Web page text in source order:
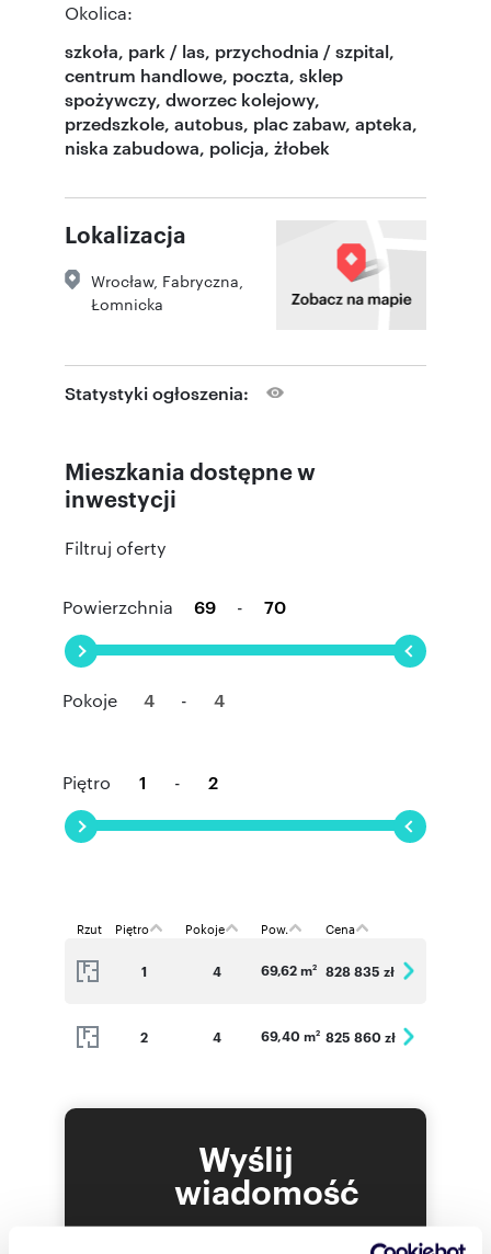
Okolica:
szkoła, park / las, przychodnia / szpital,
centrum handlowe, poczta, sklep
spożywczy, dworzec kolejowy,
przedszkole, autobus, plac zabaw, apteka,
niska zabudowa, policja, żłobek
Lokalizacja
Wrocław, Fabryczna,
Łomnicka
Statystyki ogłoszenia:
Mieszkania dostępne w
inwestycji
Filtruj oferty
Powierzchnia -
Pokoje -
Piętro -
Rzut Piętro Pokoje Pow. Cena
1 4 69,62 m2 828 835 zł
2 4 69,40 m2 825 860 zł
Wyślij
wiadomość